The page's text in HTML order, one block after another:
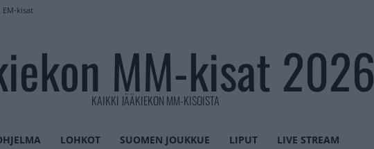
EM-kisat
MM-kisat 2026
KAIKKI JÄÄKIEKON MM-KISOISTA
LOHKOT SUOMEN JOUKKUE LIPUT LIVE STREAM